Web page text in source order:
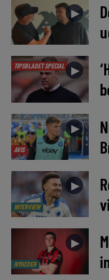
►
TIPSBLADET SPECIAL ►
AVIS
►
INTERVIEW
►
NYHEDER
►